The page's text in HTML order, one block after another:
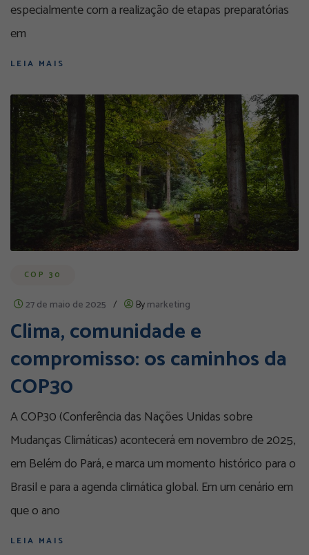
especialmente com a realização de etapas preparatórias
em
LEIA MAIS
COP 30
27 de maio de 2025 / Bymarketing
Clima, comunidade e
compromisso: os caminhos da
COP30
A COP30 (Conferência das Nações Unidas sobre
Mudanças Climáticas) acontecerá em novembro de 2025,
em Belém do Pará, e marca um momento histórico para o
Brasil e para a agenda climática global. Em um cenário em
que o ano
LEIA MAIS